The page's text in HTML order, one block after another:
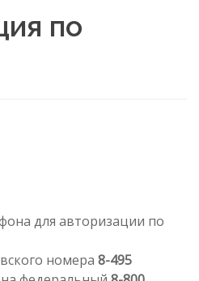
по
для авторизации по
номера 8-495